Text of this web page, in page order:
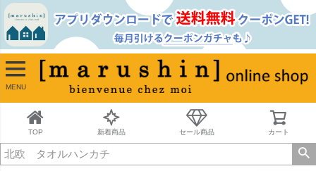
MENU
TOP 新着商品 セール商品 カート
並び順
新着順
古い順
価格が安い順
価格が高い順
キーワードヒット順